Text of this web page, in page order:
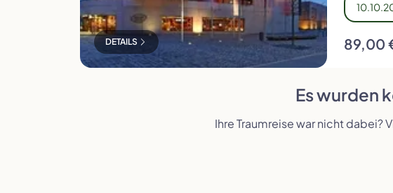
DETAILS 89,00
Es wurden
Ihre Traumreise war nicht dabei?